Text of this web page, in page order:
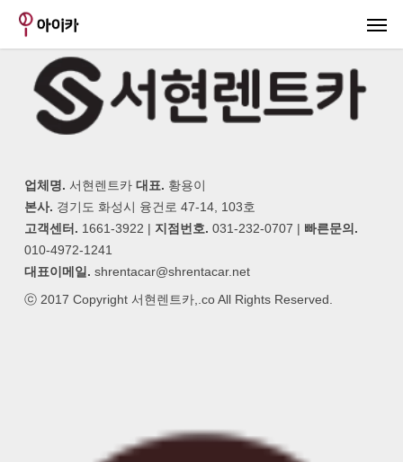
Skip
content
Menu
업체명. 서현렌트카 대표. 황용이
본사. 경기도 화성시 융건로 47-14, 103호
고객센터. 1661-3922 | 지점번호. 031-232-0707 | 빠른문의.
010-4972-1241
대표이메일. shrentacar@shrentacar.net
ⓒ 2017 Copyright 서현렌트카,.co All Rights Reserved.